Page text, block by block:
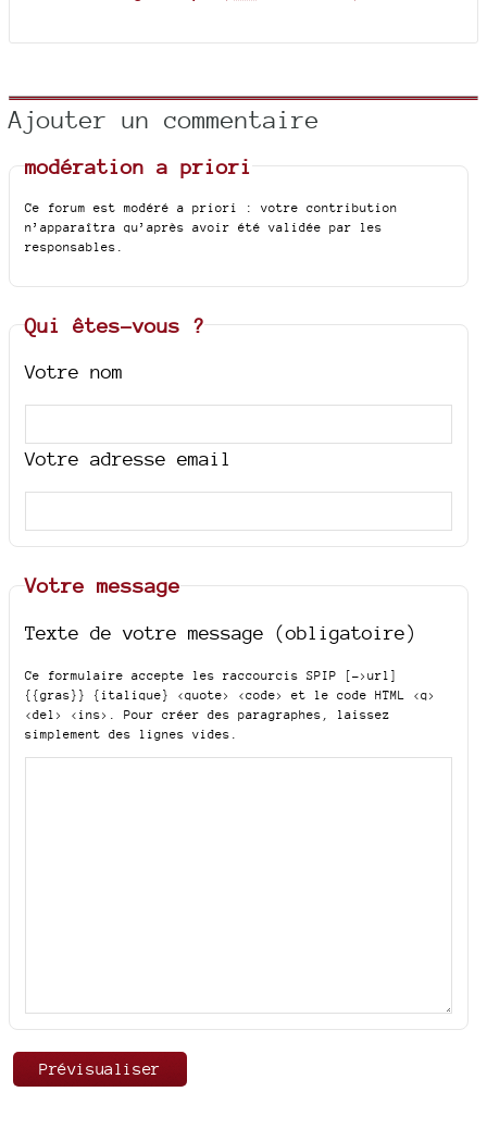
Ajouter un commentaire
modération a priori
Ce forum est modéré a priori : votre contribution
n’apparaîtra qu’après avoir été validée par les
responsables.
Qui êtes-vous ?
Votre nom
Votre adresse email
Votre message
Texte de votre message (obligatoire)
Ce formulaire accepte les raccourcis SPIP
[->url]
{{gras}} {italique} <quote> <code>
et le code HTML <q>
<del> <ins>
. Pour créer des paragraphes, laissez
simplement des lignes vides.